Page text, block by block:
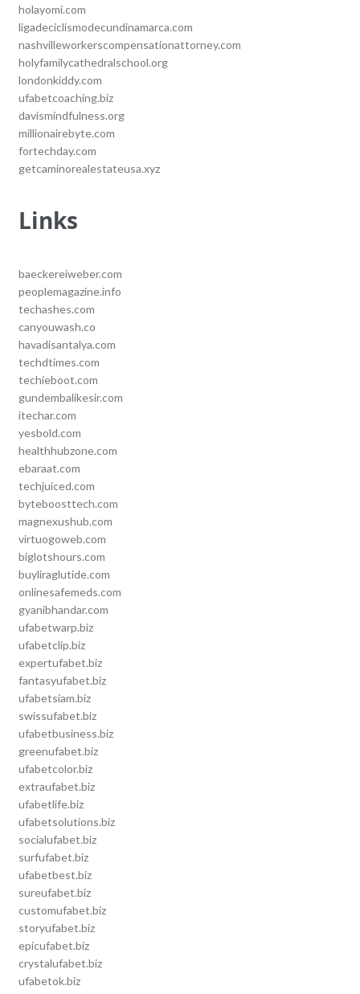
holayomi.com
ligadeciclismodecundinamarca.com
nashvilleworkerscompensationattorney.com
holyfamilycathedralschool.org
londonkiddy.com
ufabetcoaching.biz
davismindfulness.org
millionairebyte.com
fortechday.com
getcaminorealestateusa.xyz
Links
baeckereiweber.com
peoplemagazine.info
techashes.com
canyouwash.co
havadisantalya.com
techdtimes.com
techieboot.com
gundembalikesir.com
itechar.com
yesbold.com
healthhubzone.com
ebaraat.com
techjuiced.com
byteboosttech.com
magnexushub.com
virtuogoweb.com
biglotshours.com
buyliraglutide.com
onlinesafemeds.com
gyanibhandar.com
ufabetwarp.biz
ufabetclip.biz
expertufabet.biz
fantasyufabet.biz
ufabetsiam.biz
swissufabet.biz
ufabetbusiness.biz
greenufabet.biz
ufabetcolor.biz
extraufabet.biz
ufabetlife.biz
ufabetsolutions.biz
socialufabet.biz
surfufabet.biz
ufabetbest.biz
sureufabet.biz
customufabet.biz
storyufabet.biz
epicufabet.biz
crystalufabet.biz
ufabetok.biz